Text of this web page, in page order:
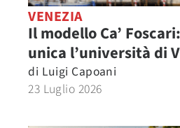
VENEZIA
Il modello Ca’
unica l’università di
di Luigi Capoani
23 Luglio 2026